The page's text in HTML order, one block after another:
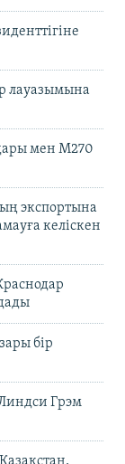
лауазымына
мен M270
экспортына
келіскен
бір
Грэм